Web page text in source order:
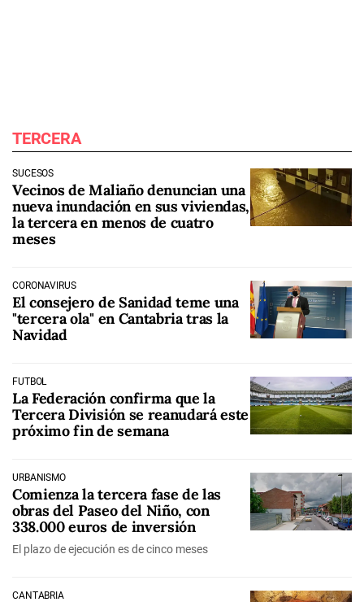
TERCERA
SUCESOS
Vecinos de Maliaño denuncian una
nueva inundación en sus viviendas,
la tercera en menos de cuatro
meses
CORONAVIRUS
El consejero de Sanidad teme una
"tercera ola" en Cantabria tras la
Navidad
FÚTBOL
La Federación confirma que la
Tercera División se reanudará este
próximo fin de semana
URBANISMO
Comienza la tercera fase de las
obras del Paseo del Niño, con
338.000 euros de inversión
El plazo de ejecución es de cinco meses
CANTABRIA